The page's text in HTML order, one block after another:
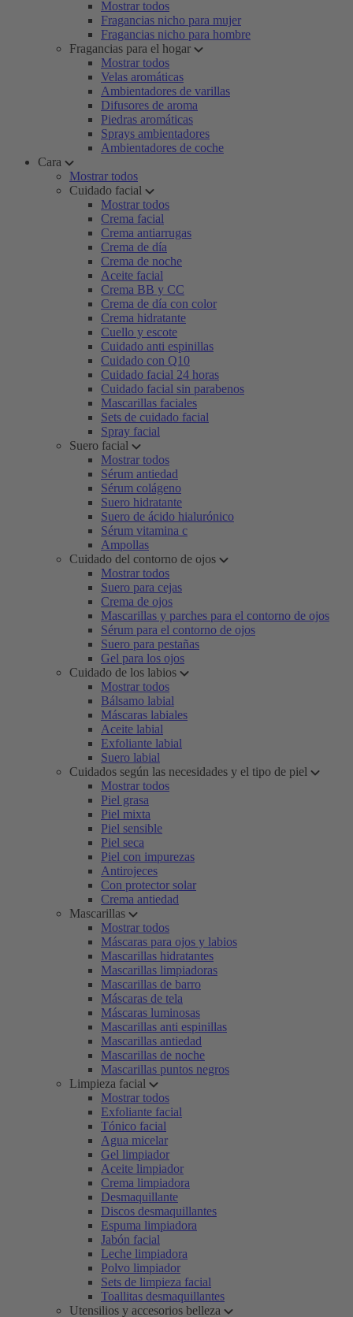
Mostrar todos
Fragancias nicho para mujer
Fragancias nicho para hombre
Fragancias para el hogar
Mostrar todos
Velas aromáticas
Ambientadores de varillas
Difusores de aroma
Piedras aromáticas
Sprays ambientadores
Ambientadores de coche
Cara
Mostrar todos
Cuidado facial
Mostrar todos
Crema facial
Crema antiarrugas
Crema de día
Crema de noche
Aceite facial
Crema BB y CC
Crema de día con color
Crema hidratante
Cuello y escote
Cuidado anti espinillas
Cuidado con Q10
Cuidado facial 24 horas
Cuidado facial sin parabenos
Mascarillas faciales
Sets de cuidado facial
Spray facial
Suero facial
Mostrar todos
Sérum antiedad
Sérum colágeno
Suero hidratante
Suero de ácido hialurónico
Sérum vitamina c
Ampollas
Cuidado del contorno de ojos
Mostrar todos
Suero para cejas
Crema de ojos
Mascarillas y parches para el contorno de ojos
Sérum para el contorno de ojos
Suero para pestañas
Gel para los ojos
Cuidado de los labios
Mostrar todos
Bálsamo labial
Máscaras labiales
Aceite labial
Exfoliante labial
Suero labial
Cuidados según las necesidades y el tipo de piel
Mostrar todos
Piel grasa
Piel mixta
Piel sensible
Piel seca
Piel con impurezas
Antirojeces
Con protector solar
Crema antiedad
Mascarillas
Mostrar todos
Máscaras para ojos y labios
Mascarillas hidratantes
Mascarillas limpiadoras
Mascarillas de barro
Máscaras de tela
Máscaras luminosas
Mascarillas anti espinillas
Mascarillas antiedad
Mascarillas de noche
Mascarillas puntos negros
Limpieza facial
Mostrar todos
Exfoliante facial
Tónico facial
Agua micelar
Gel limpiador
Aceite limpiador
Crema limpiadora
Desmaquillante
Discos desmaquillantes
Espuma limpiadora
Jabón facial
Leche limpiadora
Polvo limpiador
Sets de limpieza facial
Toallitas desmaquillantes
Utensilios y accesorios belleza